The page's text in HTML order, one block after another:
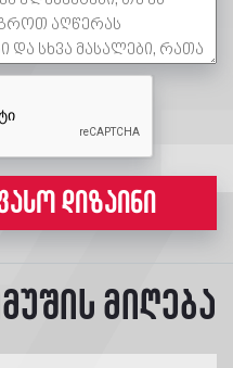
დიზაინი
მიღება